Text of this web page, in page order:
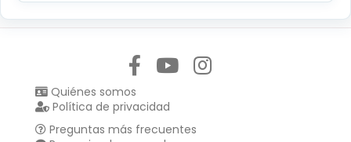
Quiénes somos
Política de privacidad
Preguntas más frecuentes